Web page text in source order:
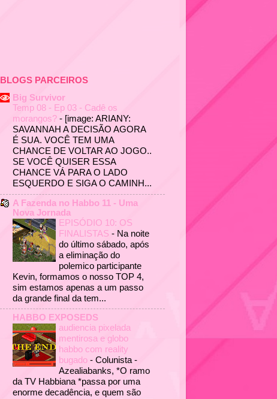
BLOGS PARCEIROS
Big Survivor
Temp 08 - Ep 03 - Cadê os
morangos? - [image: ARIANY:
SAVANNAH A DECISÃO AGORA
É SUA. VOCÊ TEM UMA
CHANCE DE VOLTAR AO JOGO..
SE VOCÊ QUISER ESSA
CHANCE VÁ PARA O LADO
ESQUERDO E SIGA O CAMINH...
A Fazenda no Habbo 11 - Uma
Nova Jornada
EPISÓDIO 10: OS
FINALISTAS - Na noite
do último sábado, após
a eliminação do
polemico participante
Kevin, formamos o nosso TOP 4,
sim estamos apenas a um passo
da grande final da tem...
HABBO EXPOSEDS
audiencia pixelada
mentirosa e globo
habbo com reality
bugado - Colunista -
Azealiabanks, *O ramo
da TV Habbiana *passa por uma
enorme decadência, e quem são